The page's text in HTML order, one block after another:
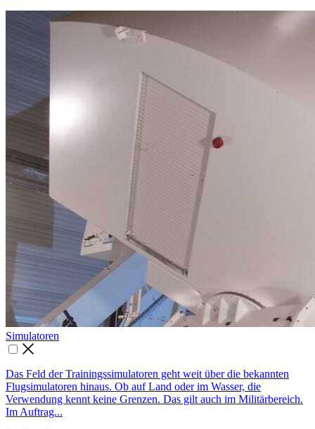
Simu­latoren

Das Feld der Trainingssimulatoren geht weit über die bekannten
Flugsimulatoren hinaus. Ob auf Land oder im Wasser, die
Verwendung kennt keine Grenzen. Das gilt auch im Militärbereich.
Im Auftrag...